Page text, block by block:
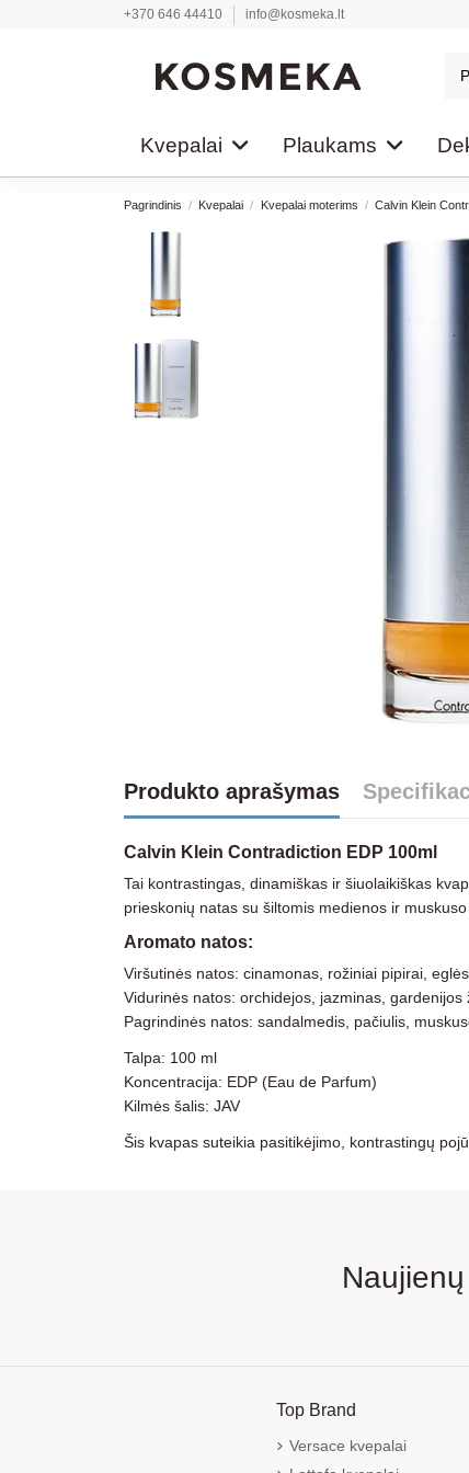
+370 646 44410 info@kosmeka.lt
Kvepalai Plaukams
Pagrindinis Kvepalai Kvepalai moterims Calvin Klein
Produkto aprašymas
Calvin Klein Contradiction EDP 100ml
Tai kontrastingas, dinamiškas ir šiuolaikiškas
prieskonių natas su šiltomis medienos ir
Aromato natos:
Viršutinės natos: cinamonas, rožiniai pipirai,
Vidurinės natos: orchidejos, jazminas, gardenijos
Pagrindinės natos: sandalmedis, pačiulis,
Talpa: 100 ml
Koncentracija: EDP (Eau de Parfum)
Kilmės šalis: JAV
Šis kvapas suteikia pasitikėjimo, kontrastingų
Top Brand
Versace kvepalai